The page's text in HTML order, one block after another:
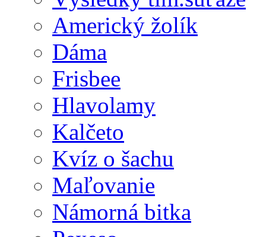
Americký žolík
Dáma
Frisbee
Hlavolamy
Kalčeto
Kvíz o šachu
Maľovanie
Námorná bitka